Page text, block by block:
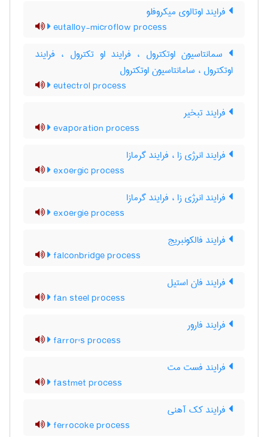
فرایند اوتالوی میکروفلو
eutalloy-microflow process
سمانتاسیون اوتکترول ، فرایند او تکترول ، فرایند
اوتکترول ، سامانتاسیون اوتکترول
eutectrol process
فرایند تبخیر
evaporation process
فرایند انرژی زا ، فرایند گرمازا
exoergic process
فرایند انرژی زا ، فرایند گرمازا
exoergie process
فرایند فالکونبریج
falconbridge process
فرایند فان استیل
fan steel process
فرایند فارور
farror's process
فرایند فست مت
fastmet process
فرایند کک آهنی
ferrocoke process